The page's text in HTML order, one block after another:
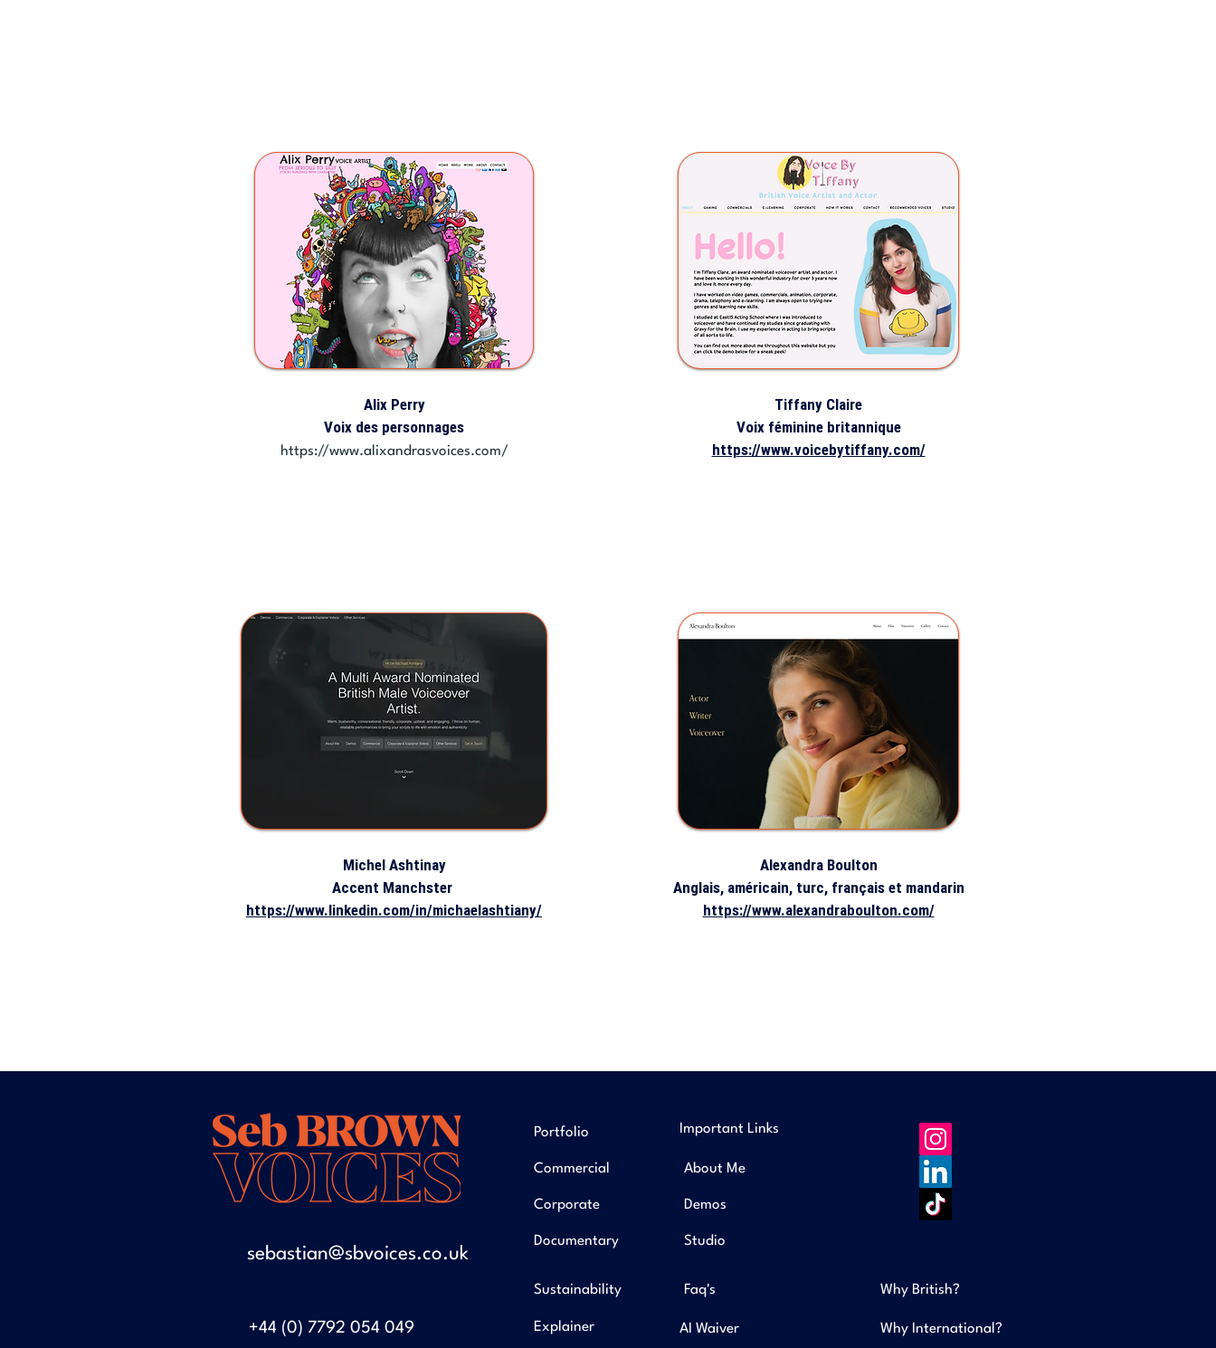
Alix Perry
Voix des personnages
https://www.alixandrasvoices.com/
Tiffany Claire
Voix féminine britannique
https://www.voicebytiffany.com/
Michel Ashtinay
Accent Manchster
https://www.linkedin.com/in/michaelashtiany/
Alexandra Boulton
Anglais, américain, turc, français et mandarin
https://www.alexandraboulton.com/
sebastian@sbvoices.co.uk
+44 (0) 7792 054 049
Portfolio
Commercial
Corporate
Documentary
Sustainability
Explainer
Important Links
About Me
Demos
Studio
Faq's
AI Waiver
Why British?
Why International?